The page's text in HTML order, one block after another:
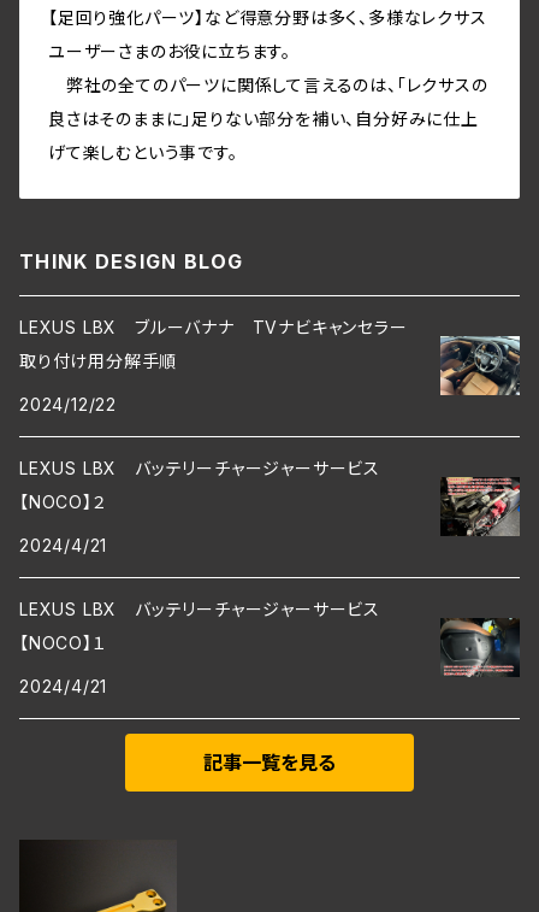
【足回り強化パーツ】など得意分野は多く、多様なレクサス
ユーザーさまのお役に立ちます。
弊社の全てのパーツに関係して言えるのは、「レクサスの
良さはそのままに」足りない部分を補い、自分好みに仕上
げて楽しむという事です。
THINK DESIGN BLOG
LEXUS LBX ブルーバナナ TVナビキャンセラー
取り付け用分解手順
2024/12/22
LEXUS LBX バッテリーチャージャーサービス
【NOCO】２
2024/4/21
LEXUS LBX バッテリーチャージャーサービス
【NOCO】１
2024/4/21
記事一覧を見る